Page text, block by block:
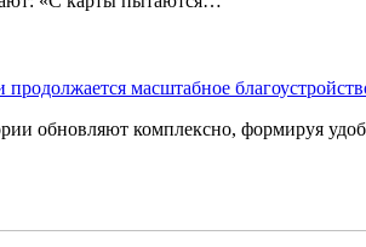
масштабное
обновляют комплексно, формируя